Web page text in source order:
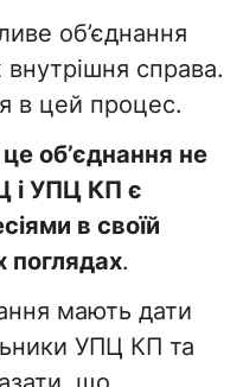
об’єднання
справа.
в цей процес.
об’єднання не
і УПЦ КП є
в своїй
поглядах.
мають дати
УПЦ КП та